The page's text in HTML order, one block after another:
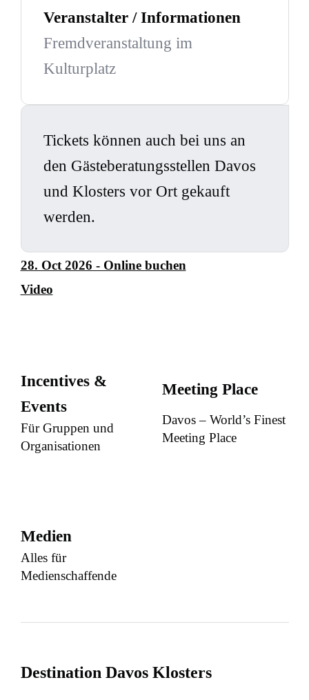
Veranstalter / Informationen
Fremdveranstaltung im
Kulturplatz
Tickets können auch bei uns an
den Gästeberatungsstellen Davos
und Klosters vor Ort gekauft
werden.
28. Oct 2026 - Online buchen
Video
Incentives &
Events
Für Gruppen und
Organisationen
Meeting Place
Davos – World’s Finest
Meeting Place
Medien
Alles für
Medienschaffende
Destination Davos Klosters